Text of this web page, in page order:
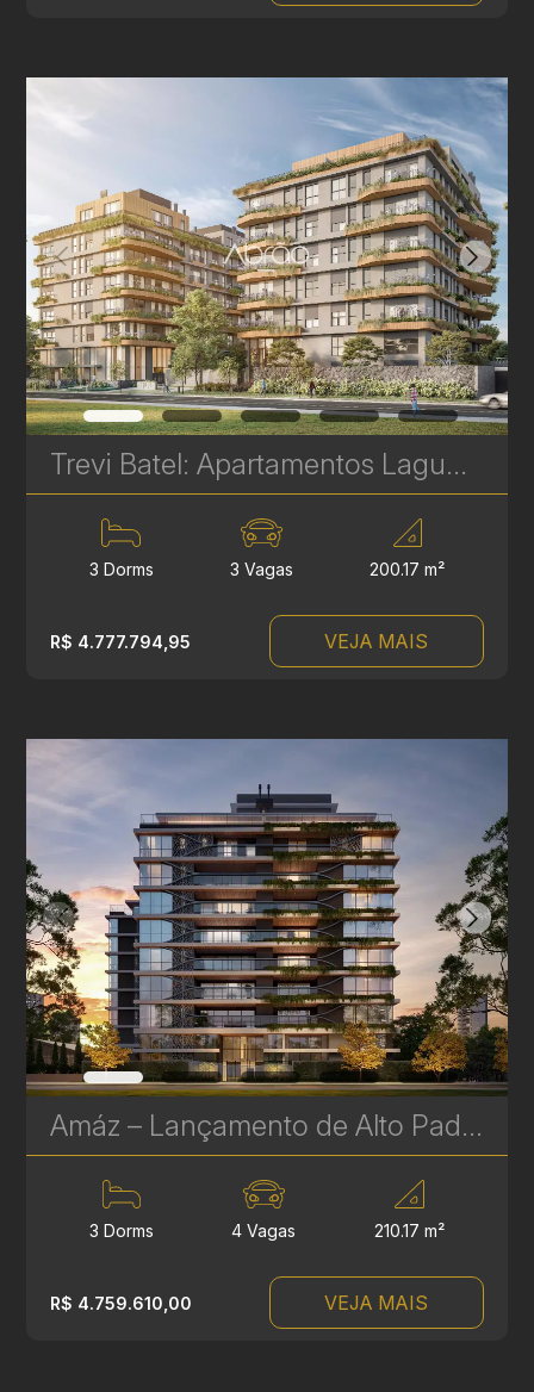
Trevi Batel: Apartamentos Laguna de Alto Padrão à venda no Batel - 3 Suítes - 200 m² | Ref. 1708
3 Dorms 3 Vagas 200.17 m²
R$ 4.777.794,95 VEJA MAIS
Amáz – Lançamento de Alto Padrão no Bigorrilho, Curitiba
3 Dorms 4 Vagas 210.17 m²
R$ 4.759.610,00 VEJA MAIS